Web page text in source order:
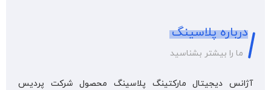
درباره پلاسینگ
ما را بیشتر بشناسید
آژانس دیجیتال مارکتینگ پلاسینگ محصول شرکت پردیس